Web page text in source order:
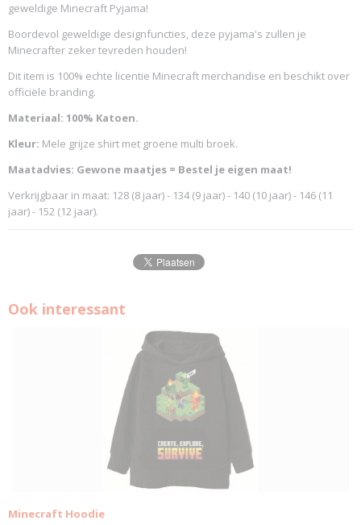
geweldige Minecraft Pyjama!
Boordevol geweldige designfuncties, deze pyjama's zullen je
Minecrafter zeker tevreden houden!
Dit item is 100% echte licentie Minecraft merchandise en beschikt over
officiële branding.
Materiaal: 100% Katoen.
Kleur: Mele grijze shirt met groene multi broek.
Maatadvies: Gewone maatjes = Bestel je eigen maat!
Verkrijgbaar in maat: 128 (8 jaar) - 134 (9 jaar) - 140 (10 jaar) - 146 (11
jaar) - 152 (12 jaar).
Ook interessant
Minecraft Hoodie